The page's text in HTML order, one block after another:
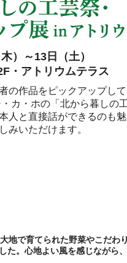
）～13日（土）
・アトリウムテラス
の作品をピックアップし
カ・ホの「北から暮しの
人と直接話ができるのも
みいただけます。
地で育てられた野菜やこだ
た。心地よい風を感じながら